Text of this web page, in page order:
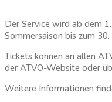
Der Service wird ab dem
Sommersaison bis zum
Tickets können an allen
der ATVO-Website oder
Weitere Informationen